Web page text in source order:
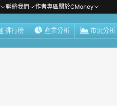
聯絡我們 作者專區關於CMoney
排行榜 產業分析 市況分析